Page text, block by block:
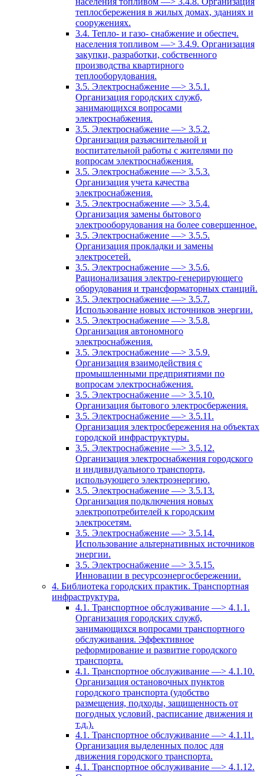
теплосбережения в жилых домах, зданиях и
сооружениях.
3.4. Тепло- и газо- снабжение и обеспеч.
населения топливом —> 3.4.9. Организация
закупки, разработки, собственного
производства квартирного
теплооборудования.
3.5. Электроснабжение —> 3.5.1.
Организация городских служб,
занимающихся вопросами
электроснабжения.
3.5. Электроснабжение —> 3.5.2.
Организация разъяснительной и
воспитательной работы с жителями по
вопросам электроснабжения.
3.5. Электроснабжение —> 3.5.3.
Организация учета качества
электроснабжения.
3.5. Электроснабжение —> 3.5.4.
Организация замены бытового
электрооборудования на более совершенное.
3.5. Электроснабжение —> 3.5.5.
Организация прокладки и замены
электросетей.
3.5. Электроснабжение —> 3.5.6.
Рационализация электро-генерирующего
оборудования и трансформаторных станций.
3.5. Электроснабжение —> 3.5.7.
Использование новых источников энергии.
3.5. Электроснабжение —> 3.5.8.
Организация автономного
электроснабжения.
3.5. Электроснабжение —> 3.5.9.
Организация взаимодействия с
промышленными предприятиями по
вопросам электроснабжения.
3.5. Электроснабжение —> 3.5.10.
Организация бытового электросбержения.
3.5. Электроснабжение —> 3.5.11.
Организация электросбережения на объектах
городской инфраструктуры.
3.5. Электроснабжение —> 3.5.12.
Организация электроснабжения городского
и индивидуального транспорта,
использующего электроэнергию.
3.5. Электроснабжение —> 3.5.13.
Организация подключения новых
электропотребителей к городским
электросетям.
3.5. Электроснабжение —> 3.5.14.
Использование альтернативных источников
энергии.
3.5. Электроснабжение —> 3.5.15.
Инновации в ресурсоэнергосбережении.
4. Библиотека городских практик. Транспортная
инфраструктура.
4.1. Транспортное обслуживание —> 4.1.1.
Организация городских служб,
занимающихся вопросами транспортного
обслуживания. Эффективное
реформирование и развитие городского
транспорта.
4.1. Транспортное обслуживание —> 4.1.10.
Организация остановочных пунктов
городского транспорта (удобство
размещения, подходы, защищенность от
погодных условий, расписание движения и
т.д.).
4.1. Транспортное обслуживание —> 4.1.11.
Организация выделенных полос для
движения городского транспорта.
4.1. Транспортное обслуживание —> 4.1.12.